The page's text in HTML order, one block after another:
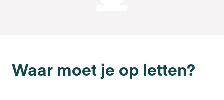
Waar moet je op letten?